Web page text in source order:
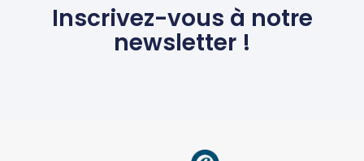
Inscrivez-vous à notre
newsletter !